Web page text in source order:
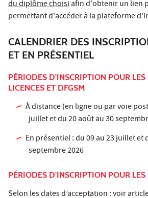
du diplôme choisiafin d'obtenir un lien
permettant d'accéder à la plateforme
CALENDRIER DES
ET EN PRÉSENTIEL
PÉRIODES D'INSCRIPTION POUR LES
LICENCES ET DFGSM
À distance (en ligne ou par voie
juillet et du 20 août au 30
En présentiel : du 09 au 23 juillet et
septembre 2026
PÉRIODES D'INSCRIPTION POUR LES
Selon les dates d’acceptation : voir